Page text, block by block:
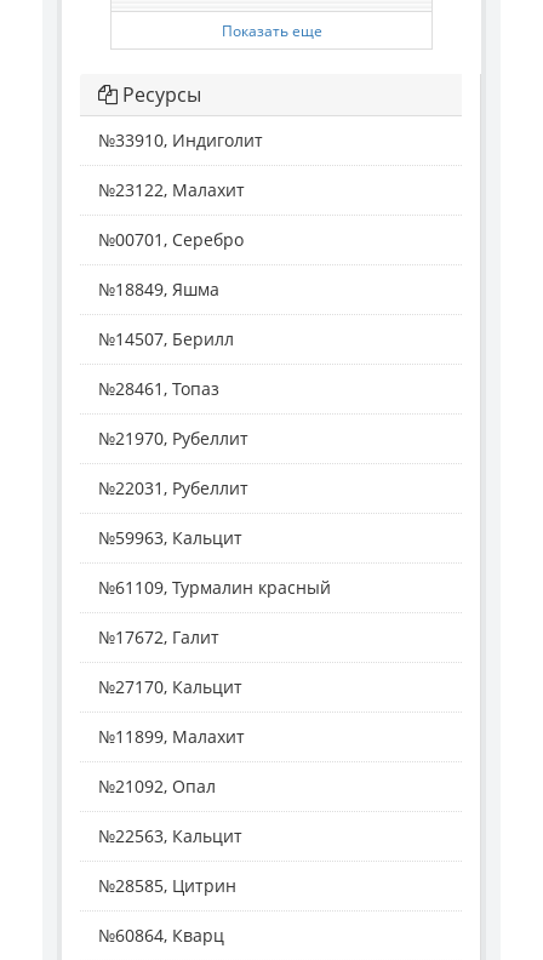
Показать еще
Ресурсы
№33910, Индиголит
№23122, Малахит
№00701, Серебро
№18849, Яшма
№14507, Берилл
№28461, Топаз
№21970, Рубеллит
№22031, Рубеллит
№59963, Кальцит
№61109, Турмалин красный
№17672, Галит
№27170, Кальцит
№11899, Малахит
№21092, Опал
№22563, Кальцит
№28585, Цитрин
№60864, Кварц